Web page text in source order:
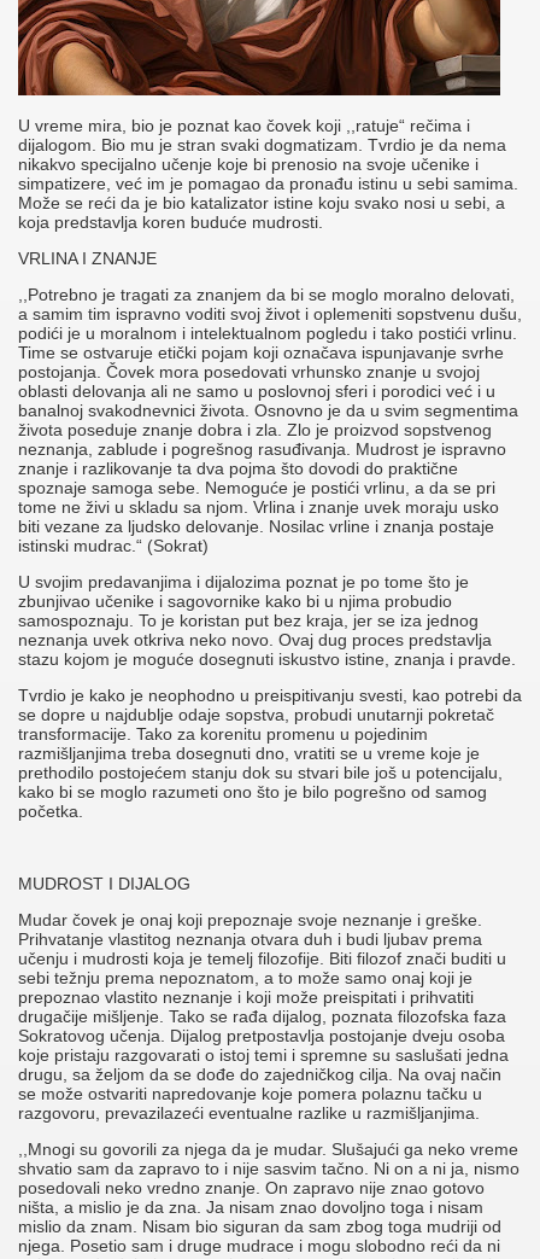
U vreme mira, bio je poznat kao čovek koji ,,ratuje“ rečima i
dijalogom. Bio mu je stran svaki dogmatizam. Tvrdio je da nema
nikakvo specijalno učenje koje bi prenosio na svoje učenike i
simpatizere, već im je pomagao da pronađu istinu u sebi samima.
Može se reći da je bio katalizator istine koju svako nosi u sebi, a
koja predstavlja koren buduće mudrosti.
VRLINA I ZNANJE
,,Potrebno je tragati za znanjem da bi se moglo moralno delovati,
a samim tim ispravno voditi svoj život i oplemeniti sopstvenu dušu,
podići je u moralnom i intelektualnom pogledu i tako postići vrlinu.
Time se ostvaruje etički pojam koji označava ispunjavanje svrhe
postojanja. Čovek mora posedovati vrhunsko znanje u svojoj
oblasti delovanja ali ne samo u poslovnoj sferi i porodici već i u
banalnoj svakodnevnici života. Osnovno je da u svim segmentima
života poseduje znanje dobra i zla. Zlo je proizvod sopstvenog
neznanja, zablude i pogrešnog rasuđivanja. Mudrost je ispravno
znanje i razlikovanje ta dva pojma što dovodi do praktične
spoznaje samoga sebe. Nemoguće je postići vrlinu, a da se pri
tome ne živi u skladu sa njom. Vrlina i znanje uvek moraju usko
biti vezane za ljudsko delovanje. Nosilac vrline i znanja postaje
istinski mudrac.“ (Sokrat)
U svojim predavanjima i dijalozima poznat je po tome što je
zbunjivao učenike i sagovornike kako bi u njima probudio
samospoznaju. To je koristan put bez kraja, jer se iza jednog
neznanja uvek otkriva neko novo. Ovaj dug proces predstavlja
stazu kojom je moguće dosegnuti iskustvo istine, znanja i pravde.
Tvrdio je kako je neophodno u preispitivanju svesti, kao potrebi da
se dopre u najdublje odaje sopstva, probudi unutarnji pokretač
transformacije. Tako za korenitu promenu u pojedinim
razmišljanjima treba dosegnuti dno, vratiti se u vreme koje je
prethodilo postojećem stanju dok su stvari bile još u potencijalu,
kako bi se moglo razumeti ono što je bilo pogrešno od samog
početka.
MUDROST I DIJALOG
Mudar čovek je onaj koji prepoznaje svoje neznanje i greške.
Prihvatanje vlastitog neznanja otvara duh i budi ljubav prema
učenju i mudrosti koja je temelj filozofije. Biti filozof znači buditi u
sebi težnju prema nepoznatom, a to može samo onaj koji je
prepoznao vlastito neznanje i koji može preispitati i prihvatiti
drugačije mišljenje. Tako se rađa dijalog, poznata filozofska faza
Sokratovog učenja. Dijalog pretpostavlja postojanje dveju osoba
koje pristaju razgovarati o istoj temi i spremne su saslušati jedna
drugu, sa željom da se dođe do zajedničkog cilja. Na ovaj način
se može ostvariti napredovanje koje pomera polaznu tačku u
razgovoru, prevazilazeći eventualne razlike u razmišljanjima.
,,Mnogi su govorili za njega da je mudar. Slušajući ga neko vreme
shvatio sam da zapravo to i nije sasvim tačno. Ni on a ni ja, nismo
posedovali neko vredno znanje. On zapravo nije znao gotovo
ništa, a mislio je da zna. Ja nisam znao dovoljno toga i nisam
mislio da znam. Nisam bio siguran da sam zbog toga mudriji od
njega. Posetio sam i druge mudrace i mogu slobodno reći da ni